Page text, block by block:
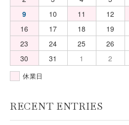
9
10 11 12
16
17 18 19
23
24 25 26
30
31 1 2
休業日
RECENT ENTRIES